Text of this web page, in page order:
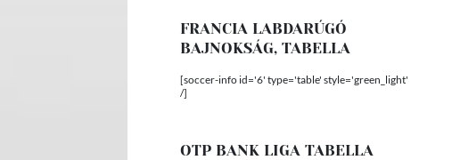
FRANCIA LABDARÚGÓ
BAJNOKSÁG, TABELLA
[soccer-info id='6' type='table' style='green_light'
/]
OTP BANK LIGA TABELLA